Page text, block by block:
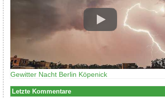
Gewitter Nacht Berlin Köpenick
Letzte Kommentare